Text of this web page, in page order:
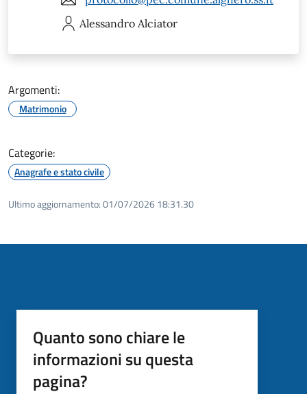
Alessandro Alciator
Argomenti:
Matrimonio
Categorie:
Anagrafe e stato civile
Ultimo aggiornamento:01/07/2026 18:31.30
Quanto sono chiare le
informazioni su questa
pagina?